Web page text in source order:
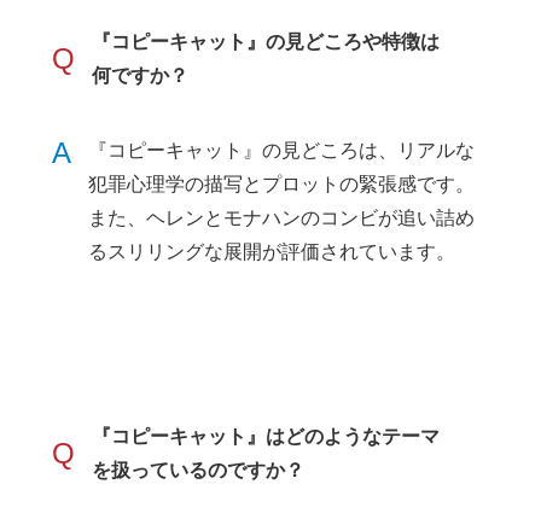
Q
『コピーキャット』の見どころや特徴は
何ですか？
A
『コピーキャット』の見どころは、リアルな
犯罪心理学の描写とプロットの緊張感です。
また、ヘレンとモナハンのコンビが追い詰め
るスリリングな展開が評価されています。
Q
『コピーキャット』はどのようなテーマ
を扱っているのですか？